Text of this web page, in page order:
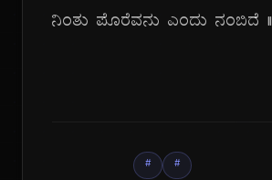
ನಿಂತು ಪೊರೆವನು ಎಂದು ನಂಬಿದೆ ||
# #